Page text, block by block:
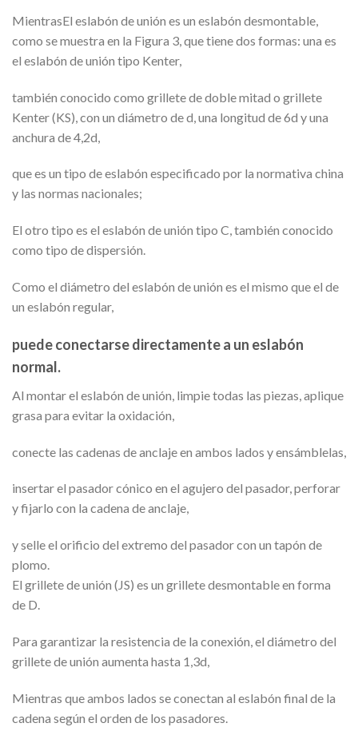
MientrasEl eslabón de unión es un eslabón desmontable,
como se muestra en la Figura 3, que tiene dos formas: una es
el eslabón de unión tipo Kenter,
también conocido como grillete de doble mitad o grillete
Kenter (KS), con un diámetro de d, una longitud de 6d y una
anchura de 4,2d,
que es un tipo de eslabón especificado por la normativa china
y las normas nacionales;
El otro tipo es el eslabón de unión tipo C, también conocido
como tipo de dispersión.
Como el diámetro del eslabón de unión es el mismo que el de
un eslabón regular,
puede conectarse directamente a un eslabón
normal.
Al montar el eslabón de unión, limpie todas las piezas, aplique
grasa para evitar la oxidación,
conecte las cadenas de anclaje en ambos lados y ensámblelas,
insertar el pasador cónico en el agujero del pasador, perforar
y fijarlo con la cadena de anclaje,
y selle el orificio del extremo del pasador con un tapón de
plomo.
El grillete de unión (JS) es un grillete desmontable en forma
de D.
Para garantizar la resistencia de la conexión, el diámetro del
grillete de unión aumenta hasta 1,3d,
Mientras que ambos lados se conectan al eslabón final de la
cadena según el orden de los pasadores.